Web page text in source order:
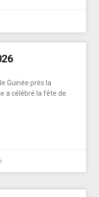
Guinée près la
a célébré la fête de